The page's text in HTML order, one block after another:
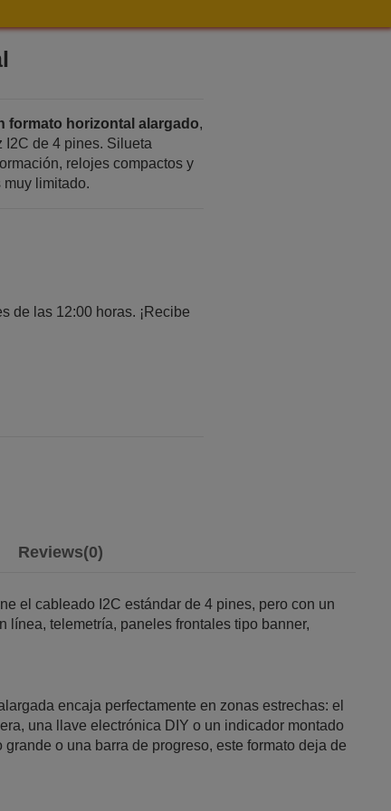
formato horizontal alargado,
I2C de 4 pines. Silueta
relojes compactos y
limitado.
de las 12:00 horas. ¡Recibe
Reviews(0)
el cableado I2C estándar de 4 pines, pero con un
telemetría, paneles frontales tipo banner,
encaja perfectamente en zonas estrechas: el
una llave electrónica DIY o un indicador montado
o una barra de progreso, este formato deja de